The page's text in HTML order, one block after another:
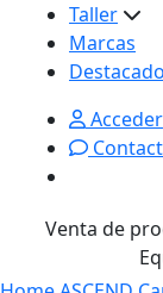
Taller
Marcas
Acceder
Venta de